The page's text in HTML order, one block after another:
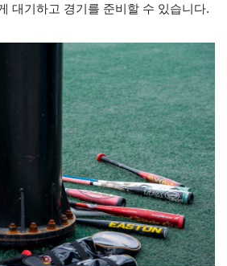
대기하고 경기를 준비할 수 있습니다.